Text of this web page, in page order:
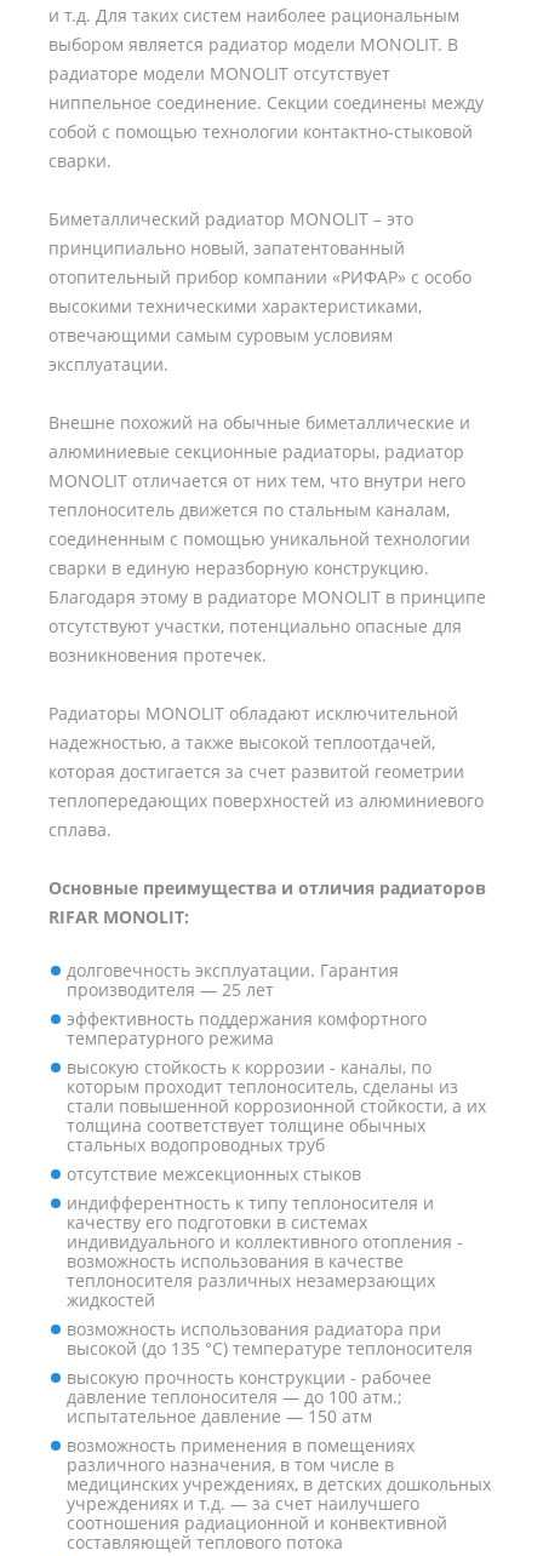
и т.д. Для таких систем наиболее рациональным
выбором является радиатор модели MONOLIT. В
радиаторе модели MONOLIT отсутствует
ниппельное соединение. Секции соединены между
собой с помощью технологии контактно-стыковой
сварки.
Биметаллический радиатор MONOLIT – это
принципиально новый, запатентованный
отопительный прибор компании «РИФАР» с особо
высокими техническими характеристиками,
отвечающими самым суровым условиям
эксплуатации.
Внешне похожий на обычные биметаллические и
алюминиевые секционные радиаторы, радиатор
MONOLIT отличается от них тем, что внутри него
теплоноситель движется по стальным каналам,
соединенным с помощью уникальной технологии
сварки в единую неразборную конструкцию.
Благодаря этому в радиаторе MONOLIT в принципе
отсутствуют участки, потенциально опасные для
возникновения протечек.
Радиаторы MONOLIT обладают исключительной
надежностью, а также высокой теплоотдачей,
которая достигается за счет развитой геометрии
теплопередающих поверхностей из алюминиевого
сплава.
Основные преимущества и отличия радиаторов
RIFAR MONOLIT:
долговечность эксплуатации. Гарантия
производителя — 25 лет
эффективность поддержания комфортного
температурного режима
высокую стойкость к коррозии - каналы, по
которым проходит теплоноситель, сделаны из
стали повышенной коррозионной стойкости, а их
толщина соответствует толщине обычных
стальных водопроводных труб
отсутствие межсекционных стыков
индифферентность к типу теплоносителя и
качеству его подготовки в системах
индивидуального и коллективного отопления -
возможность использования в качестве
теплоносителя различных незамерзающих
жидкостей
возможность использования радиатора при
высокой (до 135 °С) температуре теплоносителя
высокую прочность конструкции - рабочее
давление теплоносителя — до 100 атм.;
испытательное давление — 150 атм
возможность применения в помещениях
различного назначения, в том числе в
медицинских учреждениях, в детских дошкольных
учреждениях и т.д. — за счет наилучшего
соотношения радиационной и конвективной
составляющей теплового потока